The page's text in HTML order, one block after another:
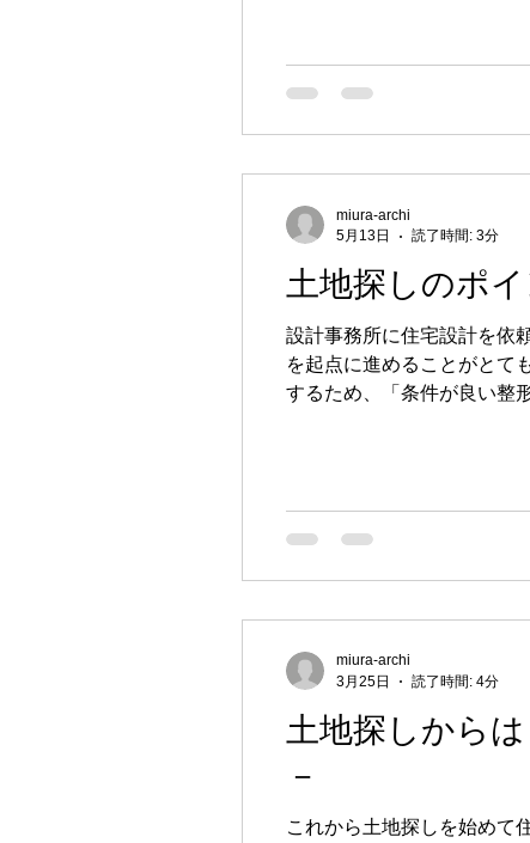
土地探しのポ
設計事務所に住宅設計を依頼する場合
を起点に進めることがとても重要です。 ハウスメーカー選びとは少し違い、設計事
するため、「条件が良い整
miura-archi
5月13日
読了時間: 3分
土地探しから
－
これから土地探しを始めて
miura-archi
3月25日
読了時間: 4分